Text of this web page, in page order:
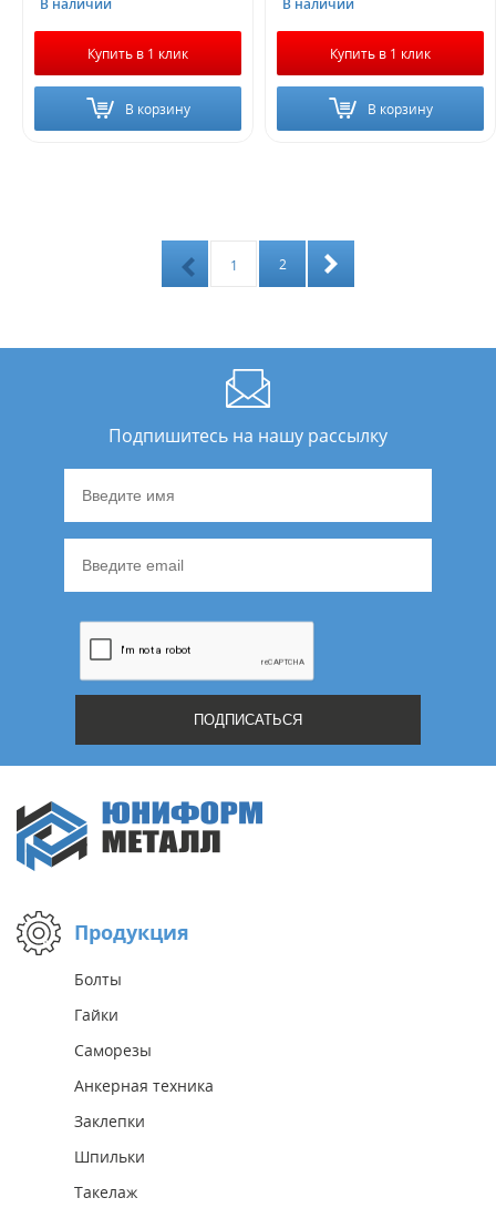
Купить в 1 клик
В корзину
Купить в 1 клик
В корзину
1 2
Подпишитесь на нашу рассылку
Продукция
Болты
Гайки
Саморезы
Анкерная техника
Заклепки
Шпильки
Такелаж